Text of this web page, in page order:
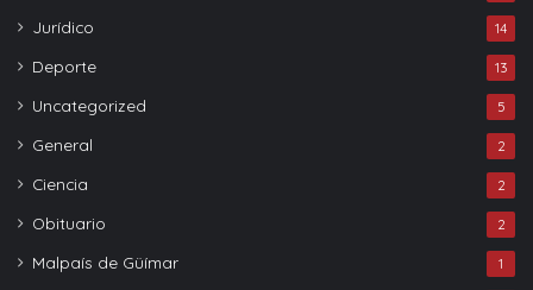
Jurídico 14
Deporte 13
Uncategorized 5
General 2
Ciencia 2
Obituario 2
Malpaís de Güímar 1